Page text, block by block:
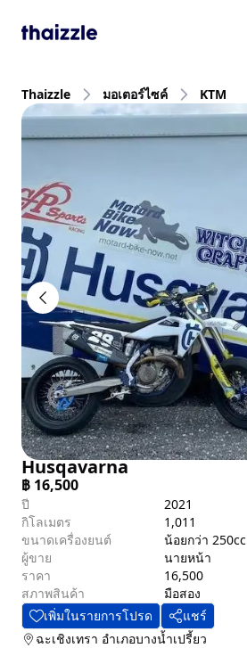
Thaizzle มอเตอร์ไซค์ KTM
Husqavarna
฿ 16,500
ปี
2021
กิโลเมตร
1,011
ขนาดเครื่องยนต์
น้อยกว่า 250cc
ผู้ขาย
นายหน้า
ราคา
16,500
สภาพสินค้า
มือสอง
เพิ่มในรายการโปรด
แชร์
ฉะเชิงเทรา อำเภอบางน้ำเปรี้ยว